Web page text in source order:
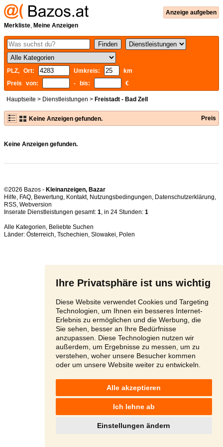
Ihre Privatsphäre ist uns wichtig
Diese Website verwendet Cookies und Targeting
Technologien, um Ihnen ein besseres Internet-
Erlebnis zu ermöglichen und die Werbung, die
Sie sehen, besser an Ihre Bedürfnisse
anzupassen. Diese Technologien nutzen wir
außerdem, um Ergebnisse zu messen, um zu
verstehen, woher unsere Besucher kommen
oder um unsere Website weiter zu entwickeln.
Alle akzeptieren
Ich lehne ab
Einstellungen ändern
Anzeige aufgeben
Merkliste, Meine Anzeigen
PLZ, Ort: Umkreis:
km
Preis von:
- bis: €
Hauptseite > Dienstleistungen > Freistadt - Bad Zell
Keine Anzeigen gefunden. Preis
Keine Anzeigen gefunden.
©2026 Bazos - Kleinanzeigen, Bazar
Hilfe, FAQ, Bewertung, Kontakt, Nutzungsbedingungen, Datenschutzerklärung,
RSS,
Inserate Dienstleistungen gesamt: 1, in 24 Stunden: 1
Alle Kategorien, Beliebte Suchen
Länder: Österreich, Tschechien, Slowakei, Polen